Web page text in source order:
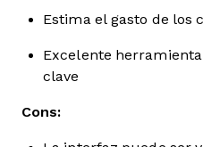
Estima el gasto de los
Excelente
clave
Cons: